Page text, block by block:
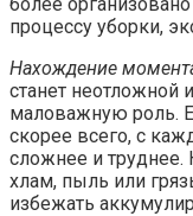
процессу уборки,
Нахождение
станет неотложной
маловажную роль.
скорее всего, с
сложнее и
хлам, пыль или
избежать